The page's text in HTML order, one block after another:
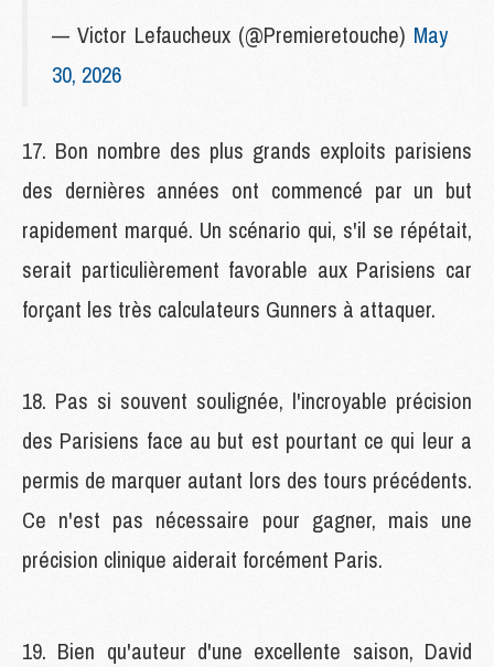
— Victor Lefaucheux (@Premieretouche) May
30, 2026
17. Bon nombre des plus grands exploits parisiens
des dernières années ont commencé par un but
rapidement marqué. Un scénario qui, s'il se répétait,
serait particulièrement favorable aux Parisiens car
forçant les très calculateurs Gunners à attaquer.
18. Pas si souvent soulignée, l'incroyable précision
des Parisiens face au but est pourtant ce qui leur a
permis de marquer autant lors des tours précédents.
Ce n'est pas nécessaire pour gagner, mais une
précision clinique aiderait forcément Paris.
19. Bien qu'auteur d'une excellente saison, David